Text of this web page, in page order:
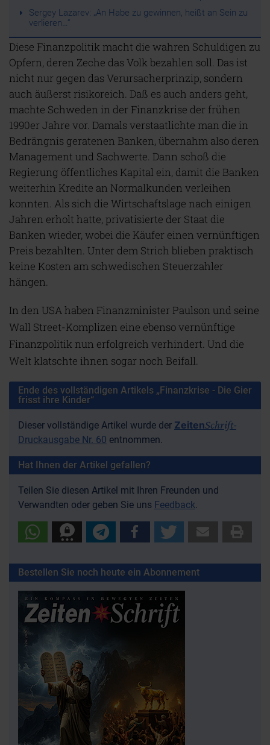
Sergey Lazarev: „An Habe zu gewinnen, heißt an Sein zu
verlieren…“
Diese Finanzpolitik macht die wahren Schuldigen zu
Opfern, deren Zeche das Volk bezahlen soll. Das ist
nicht nur gegen das Verursacherprinzip, sondern
auch äußerst risikoreich. Daß es auch anders geht,
machte Schweden in der Finanzkrise der frühen
1990er Jahre vor. Damals verstaatlichte man die in
Bedrängnis geratenen Banken, übernahm also deren
Management und Sachwerte. Dann schoß die
Regierung öffentliches Kapital ein, damit die Banken
weiterhin Kredite an Normalkunden verleihen
konnten. Als sich die Wirtschaftslage nach einigen
Jahren erholt hatte, privatisierte der Staat die
Banken wieder, wobei die Käufer einen vernünftigen
Preis bezahlten. Unter dem Strich blieben praktisch
keine Kosten am schwedischen Steuerzahler
hängen.
In den USA haben Finanzminister Paulson und seine
Wall Street-Komplizen eine ebenso vernünftige
Finanzpolitik nun erfolgreich verhindert. Und die
Welt klatschte ihnen sogar noch Beifall.
Ende des vollständigen Artikels „Finanzkrise - Die Gier
frisst ihre Kinder“
Dieser vollständige Artikel wurde der ZeitenSchrift-
Druckausgabe Nr. 60 entnommen.
Hat Ihnen der Artikel gefallen?
Teilen Sie diesen Artikel mit Ihren Freunden und
Verwandten oder geben Sie uns Feedback.
Bestellen Sie noch heute ein Abonnement